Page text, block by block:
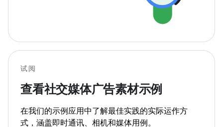
试阅
查看社交媒体广告素材示例
在我们的示例应用中了解最佳实践的实际运作方
式，涵盖即时通讯、相机和媒体用例。